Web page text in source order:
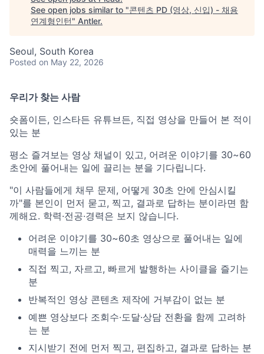
See open jobs similar to "콘텐츠 PD (영상, 신입) - 채용
연계형인턴" Antler.
Seoul, South Korea
Posted on May 22, 2026
우리가 찾는 사람
숏폼이든, 인스타든 유튜브든, 직접 영상을 만들어 본 적이
있는 분
평소 즐겨보는 영상 채널이 있고, 어려운 이야기를 30~60
초안에 풀어내는 일에 끌리는 분을 기다립니다.
"이 사람들에게 채무 문제, 어떻게 30초 안에 안심시킬
까"를 본인이 먼저 묻고, 찍고, 결과로 답하는 분이라면 함
께해요. 학력·전공·경력은 보지 않습니다.
어려운 이야기를 30~60초 영상으로 풀어내는 일에
매력을 느끼는 분
직접 찍고, 자르고, 빠르게 발행하는 사이클을 즐기는
분
반복적인 영상 콘텐츠 제작에 거부감이 없는 분
예쁜 영상보다 조회수·도달·상담 전환을 함께 고려하
는 분
지시받기 전에 먼저 찍고, 편집하고, 결과로 답하는 분